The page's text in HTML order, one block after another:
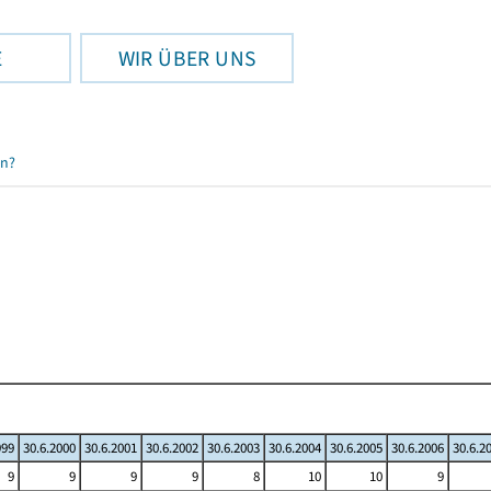
WIR ÜBER UNS
30.6.2000 30.6.2001 30.6.2002 30.6.2003 30.6.2004 30.6.2005 30.6.2006
9 9 9 9 8 10 10
9